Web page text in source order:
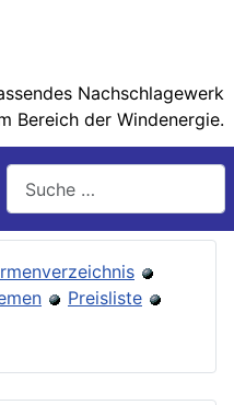
Nachschlage­werk
Bereich der Wind­energie.
Preisliste